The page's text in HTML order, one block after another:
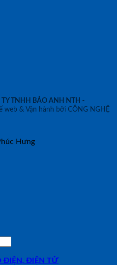
TY TNHH BẢO ANH NTH -
web & Vận hành bởi CÔNG NGHỆ
ĐIỆN, ĐIỆN TỬ